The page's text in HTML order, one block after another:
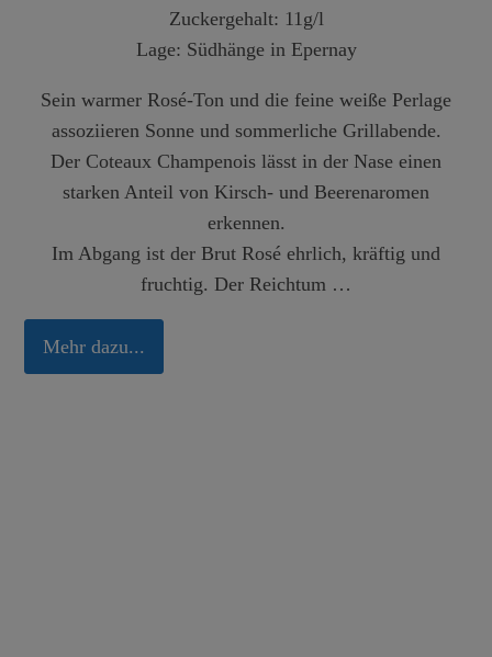
Zuckergehalt: 11g/l
Lage: Südhänge in Epernay
Sein warmer Rosé-Ton und die feine weiße Perlage
assoziieren Sonne und sommerliche Grillabende.
Der Coteaux Champenois lässt in der Nase einen
starken Anteil von Kirsch- und Beerenaromen
erkennen.
Im Abgang ist der Brut Rosé ehrlich, kräftig und
fruchtig. Der Reichtum …
Mehr dazu...